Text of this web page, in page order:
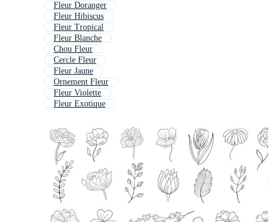
Fleur Doranger
Fleur Hibiscus
Fleur Tropical
Fleur Blanche
Chou Fleur
Cercle Fleur
Fleur Jaune
Ornement Fleur
Fleur Violette
Fleur Exotique